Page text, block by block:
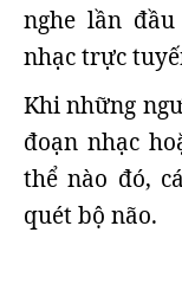
nghe lần
nhạc trực
Khi những
đoạn nhạc
thể nào đó,
quét bộ não.